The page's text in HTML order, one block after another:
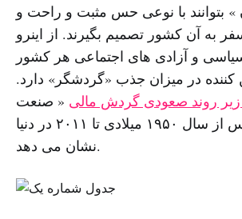
بتوانند با نوعی حس مثبت و راحت و
به آن کشور تصمیم بگیرند. از اینرو
و آزادی های اجتماعی هر کشور
کننده در میزان جذب «گردشگر» دارد.
زیر روند صعودی گردش مالی « صنعت
گردشگری» را پس از سال ١٩۵٠ میلادی تا ٢٠١١ در دنیا
نشان می دهد.